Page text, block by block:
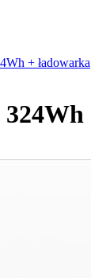
+ ładowarka